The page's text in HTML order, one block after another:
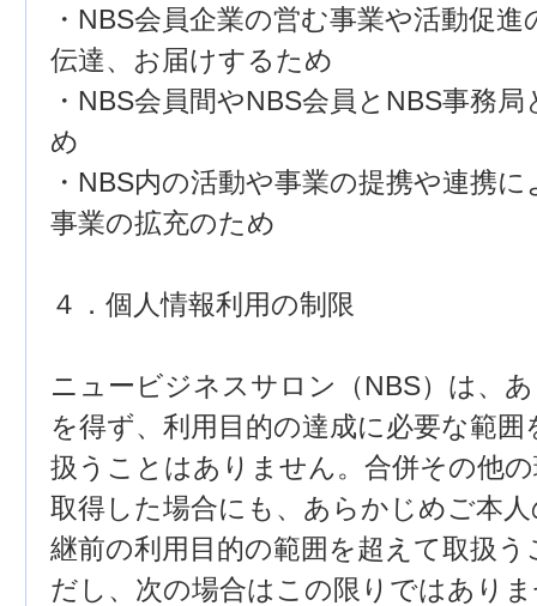
・NBS会員企業の営む事業や活動促
伝達、お届けするため
・NBS会員間やNBS会員とNBS事務
め
・NBS内の活動や事業の提携や連携
事業の拡充のため
４．個人情報利用の制限
ニュービジネスサロン（NBS）は、
を得ず、利用目的の達成に必要な範
扱うことはありません。合併その他
取得した場合にも、あらかじめご本
継前の利用目的の範囲を超えて取扱
だし、次の場合はこの限りではあり